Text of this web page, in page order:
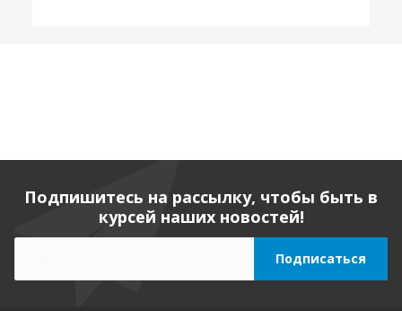
Подпишитесь на рассылку, чтобы быть в
курсей наших новостей!